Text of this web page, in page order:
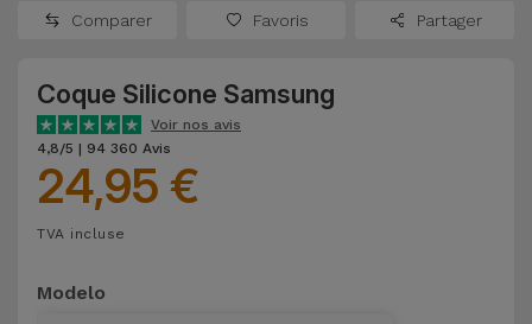
OnePlus
Google
Reconditionnés
Consoles de
Jeux
Reconditionnées
Voir
tout
Batteries
Chargeurs
Ecouteurs
et
Enceintes
Montres
Comparer Favoris Partager
Coque Silicone Samsung
Voir nos avis
4,8/5 | 94 360 Avis
24,95 €
TVA incluse
Modelo